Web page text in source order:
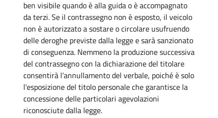
ben visibile quando è alla guida o è accompagnato
da terzi. Se il contrassegno non è esposto, il veicolo
non è autorizzato a sostare o circolare usufruendo
delle deroghe previste dalla legge e sarà sanzionato
di conseguenza. Nemmeno la produzione successiva
del contrassegno con la dichiarazione del titolare
consentirà l’annullamento del verbale, poiché è solo
l'esposizione del titolo personale che garantisce la
concessione delle particolari agevolazioni
riconosciute dalla legge.